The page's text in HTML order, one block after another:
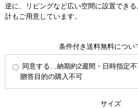
逆に、リビングなど広い空間に設置でき
計もご用意しています。
条件付き送料無料につい
同意する…納期約2週間・日時指定不
贈答目的の購入不可
サイズ